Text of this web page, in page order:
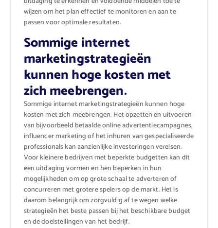
wijzen om het plan effectief te monitoren en aan te
passen voor optimale resultaten.
Sommige internet
marketingstrategieën
kunnen hoge kosten met
zich meebrengen.
Sommige internet marketingstrategieën kunnen hoge
kosten met zich meebrengen. Het opzetten en uitvoeren
van bijvoorbeeld betaalde online advertentiecampagnes,
influencer marketing of het inhuren van gespecialiseerde
professionals kan aanzienlijke investeringen vereisen.
Voor kleinere bedrijven met beperkte budgetten kan dit
een uitdaging vormen en hen beperken in hun
mogelijkheden om op grote schaal te adverteren of
concurreren met grotere spelers op de markt. Het is
daarom belangrijk om zorgvuldig af te wegen welke
strategieën het beste passen bij het beschikbare budget
en de doelstellingen van het bedrijf.